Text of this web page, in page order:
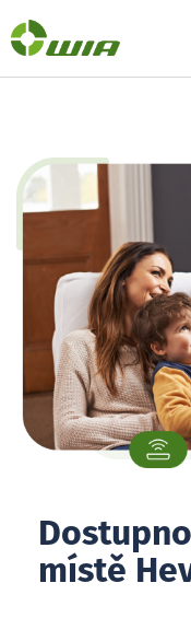
místě